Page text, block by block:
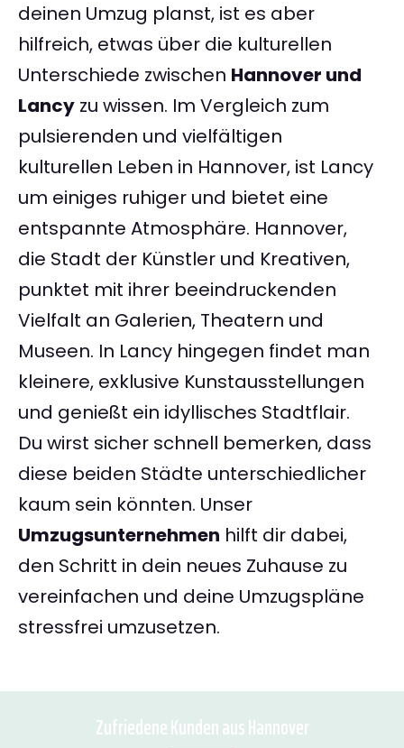
deinen Umzug planst, ist es aber
hilfreich, etwas über die kulturellen
Unterschiede zwischen Hannover und
Lancy zu wissen. Im Vergleich zum
pulsierenden und vielfältigen
kulturellen Leben in Hannover, ist Lancy
um einiges ruhiger und bietet eine
entspannte Atmosphäre. Hannover,
die Stadt der Künstler und Kreativen,
punktet mit ihrer beeindruckenden
Vielfalt an Galerien, Theatern und
Museen. In Lancy hingegen findet man
kleinere, exklusive Kunstausstellungen
und genießt ein idyllisches Stadtflair.
Du wirst sicher schnell bemerken, dass
diese beiden Städte unterschiedlicher
kaum sein könnten. Unser
Umzugsunternehmen hilft dir dabei,
den Schritt in dein neues Zuhause zu
vereinfachen und deine Umzugspläne
stressfrei umzusetzen.
Zufriedene Kunden aus Hannover